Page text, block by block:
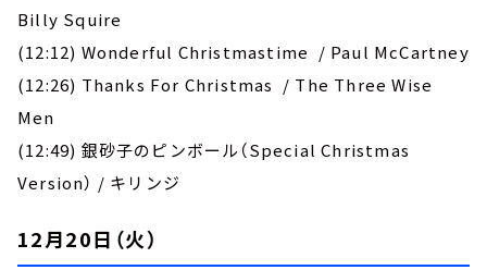
Billy Squire
(12:12) Wonderful Christmastime / Paul McCartney
(12:26) Thanks For Christmas / The Three Wise
Men
(12:49) 銀砂子のピンボール（Special Christmas
Version） / キリンジ
12月20日（火）